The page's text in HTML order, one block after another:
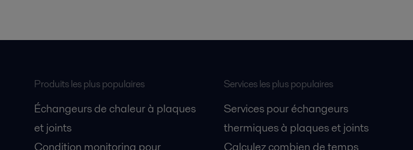
Produits les plus populaires
Échangeurs de chaleur à plaques
et joints
Condition monitoring pour
Services les plus populaires
Services pour échangeurs
thermiques à plaques et joints
Calculez combien de temps